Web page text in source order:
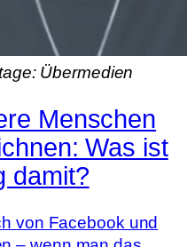
Übermedien
Menschen
Was ist
damit?
von Facebook und